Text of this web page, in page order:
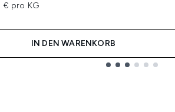
€ pro KG
IN DEN WARENKORB